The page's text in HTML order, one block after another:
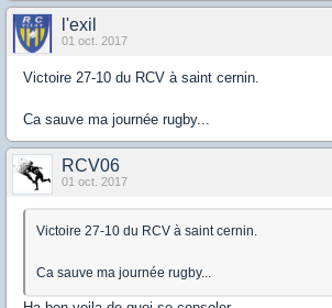
l'exil
01 oct. 2017
Victoire 27-10 du RCV à saint cernin.
Ca sauve ma journée rugby...
RCV06
01 oct. 2017
Victoire 27-10 du RCV à saint cernin.
Ca sauve ma journée rugby...